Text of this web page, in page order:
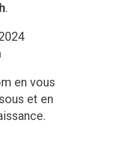
.
en vous
et en